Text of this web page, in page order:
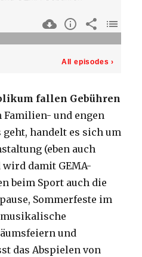
fallen Gebühren
Familien- und engen
handelt es sich um
(eben auch
damit GEMA-
beim Sport auch die
Sommerfeste im
und
das Abspielen von